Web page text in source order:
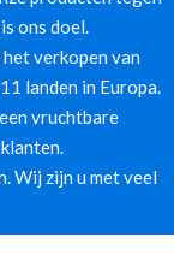
ons doel.
verkopen van
landen in Europa.
vruchtbare
Wij zijn u met veel